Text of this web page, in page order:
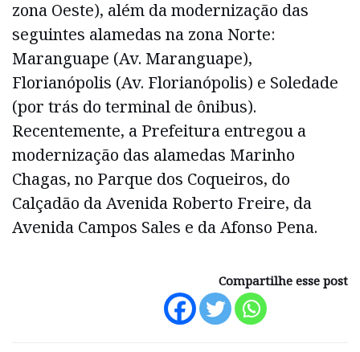
zona Oeste), além da modernização das
seguintes alamedas na zona Norte:
Maranguape (Av. Maranguape),
Florianópolis (Av. Florianópolis) e Soledade
(por trás do terminal de ônibus).
Recentemente, a Prefeitura entregou a
modernização das alamedas Marinho
Chagas, no Parque dos Coqueiros, do
Calçadão da Avenida Roberto Freire, da
Avenida Campos Sales e da Afonso Pena.
Compartilhe esse post